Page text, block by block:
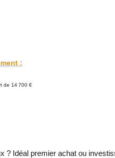
:
de 14 700 €
? Idéal premier achat ou